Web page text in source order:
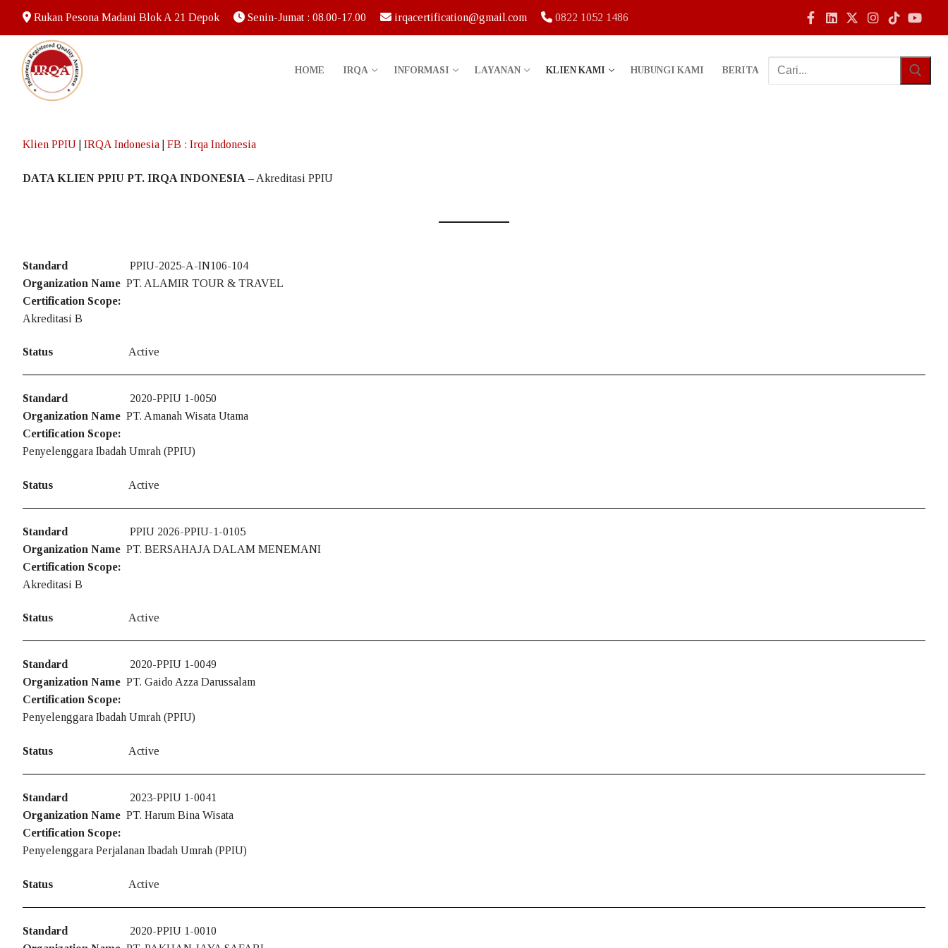
Rukan Pesona Madani Blok A 21 Depok Senin-Jumat : 08.00-17.00 irqacertification@gmail.com 0822 1052 1486
HOME IRQA INFORMASI LAYANAN KLIEN KAMI HUBUNGI KAMI BERITA
Informasi
Pembaruan Sertifikat
Ketidakberpihakan
Sumber Dana
Klien PPIU IRQA Indonesia FB : Irqa Indonesia
DATA KLIEN PPIU PT. IRQA INDONESIA – Akreditasi PPIU
Standard
PPIU-2025-A-IN106-104
Organization Name PT. ALAMIR TOUR & TRAVEL
Certification Scope:
Akreditasi B
Status Active
Standard
2020-PPIU 1-0050
Organization Name PT. Amanah Wisata Utama
Certification Scope:
Penyelenggara Ibadah Umrah (PPIU)
Status Active
Standard
PPIU 2026-PPIU-1-0105
Organization Name PT. BERSAHAJA DALAM MENEMANI
Certification Scope:
Akreditasi B
Status Active
Standard
2020-PPIU 1-0049
Organization Name PT. Gaido Azza Darussalam
Certification Scope:
Penyelenggara Ibadah Umrah (PPIU)
Status Active
Standard
2023-PPIU 1-0041
Organization Name PT. Harum Bina Wisata
Certification Scope:
Penyelenggara Perjalanan Ibadah Umrah (PPIU)
Status Active
Standard
2020-PPIU 1-0010